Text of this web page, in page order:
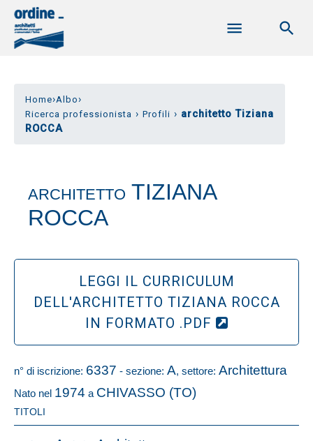
Home›Albo›
Ricerca professionista › Profili › architetto Tiziana
ROCCA
ARCHITETTO TIZIANA
ROCCA
LEGGI IL CURRICULUM
DELL'ARCHITETTO TIZIANA ROCCA
IN FORMATO .PDF
n° di iscrizione: 6337 - sezione: A, settore: Architettura
Nato nel 1974 a CHIVASSO (TO)
TITOLI